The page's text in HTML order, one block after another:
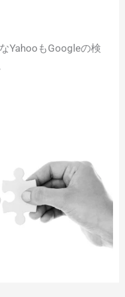
YahooもGoogleの検